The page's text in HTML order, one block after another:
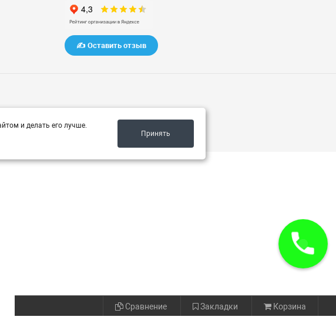
✍️ Оставить отзыв
и делать его лучше.
Принять
Сравнение Закладки Корзина